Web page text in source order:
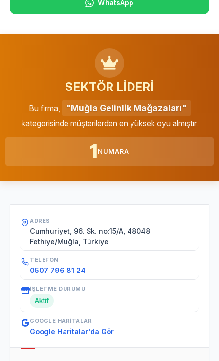
WhatsApp
SEKTÖR LİDERİ
Bu firma, "Muğla Gelinlik Mağazaları"
kategorisinde müşterilerden en yüksek oyu almıştır.
1 NUMARA
ADRES
Cumhuriyet, 96. Sk. no:15/A, 48048
Fethiye/Muğla, Türkiye
TELEFON
0507 796 81 24
İŞLETME DURUMU
Aktif
GOOGLE HARITALAR
Google Haritalar'da Gör